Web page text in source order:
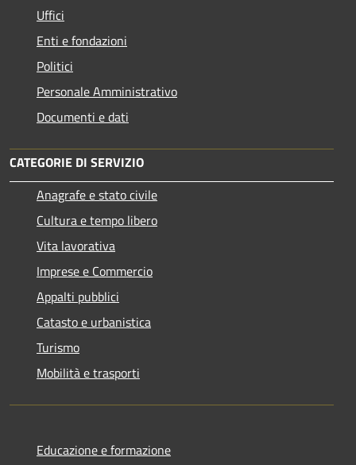
Uffici
Enti e fondazioni
Politici
Personale Amministrativo
Documenti e dati
CATEGORIE DI SERVIZIO
Anagrafe e stato civile
Cultura e tempo libero
Vita lavorativa
Imprese e Commercio
Appalti pubblici
Catasto e urbanistica
Turismo
Mobilità e trasporti
Educazione e formazione